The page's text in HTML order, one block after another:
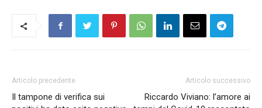
Articolo precedente
Il tampone di verifica sui
Articolo successivo
Riccardo Viviano: l’amore ai